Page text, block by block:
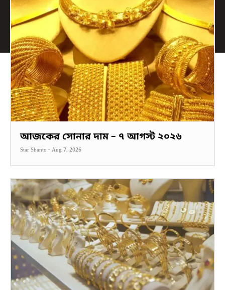
আজকের সোনার দাম – ৭ আগস্ট ২০২৬
Star Shanto - Aug 7, 2026